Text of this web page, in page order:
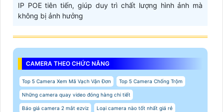
IP POE tiên tiến, giúp duy trì chất lượng hình ảnh mà
không bị ảnh hưởng
CAMERA THEO CHỨC NĂNG
Top 5 Camera Xem Mã Vạch Vận Đơn Top 5 Camera Chống Trộm
Những camera quay video đóng hàng chi tiết
Báo giá camera 2 mắt ezviz Loại camera nào tốt nhất giá rẻ